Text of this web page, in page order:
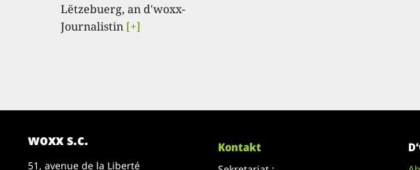
Lëtzebuerg, an d'woxx-
Journalistin [+]
woxx s.c.
51, avenue de la Liberté
Kontakt